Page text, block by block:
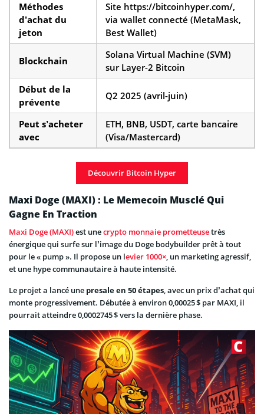
Méthodes
d’achat du
jeton
Site https://bitcoinhyper.com/,
via wallet connecté (MetaMask,
Best Wallet)
Blockchain
Solana Virtual Machine (SVM)
sur Layer-2 Bitcoin
Début de la
prévente
Q2 2025 (avril-juin)
Peut s’acheter
avec
ETH, BNB, USDT, carte bancaire
(Visa/Mastercard)
Découvrir Bitcoin Hyper
Maxi Doge (MAXI) : Le Memecoin Musclé Qui
Gagne En Traction
Maxi Doge (MAXI)est unecrypto monnaie prometteusetrès
énergique qui surfe sur l’image du Doge bodybuilder prêt à tout
pour le « pump ». Il propose un levier 1000× , un marketing agressif,
et une hype communautaire à haute intensité.
Le projet a lancé une presale en 50 étapes , avec un prix d’achat qui
monte progressivement. Débutée à environ 0,00025 $ par MAXI, il
pourrait atteindre 0,0002745 $ vers la dernière phase.